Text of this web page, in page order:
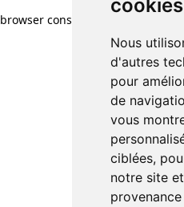
cookies
Nous
d'autres
pour
de
vous
ciblées,
notre site
cookies
Nous
d'autres
pour
de
vous
ciblées,
notre site
browser console for more